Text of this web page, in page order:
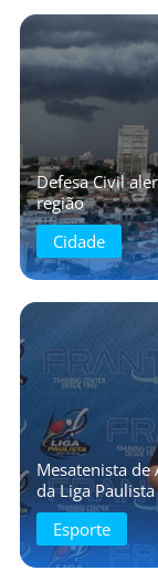
Defesa Civil
região
Cidade
Mesatenista de
da Liga Paulista
Esporte